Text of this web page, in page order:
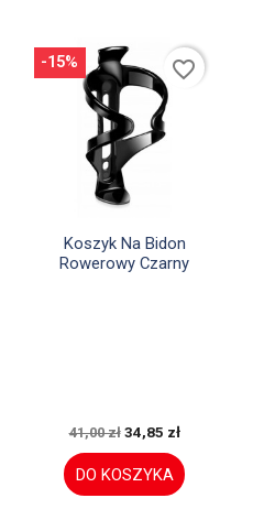
Szybki podgląd
Koszyk Na Bidon
Rowerowy Czarny
41,00 zł 34,85 zł
DO KOSZYKA
-15% favorite_border